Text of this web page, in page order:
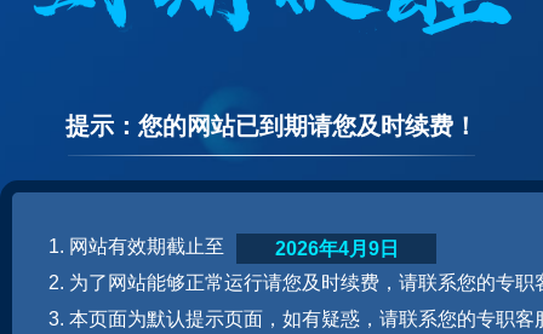
提示：您的网站已到期请您及时续费！
1. 网站有效期截止至
2. 为了网站能够正常运行请您及时续费，请联系您的专职
3. 本页面为默认提示页面，如有疑惑，请联系您的专职客
2026年4月9日